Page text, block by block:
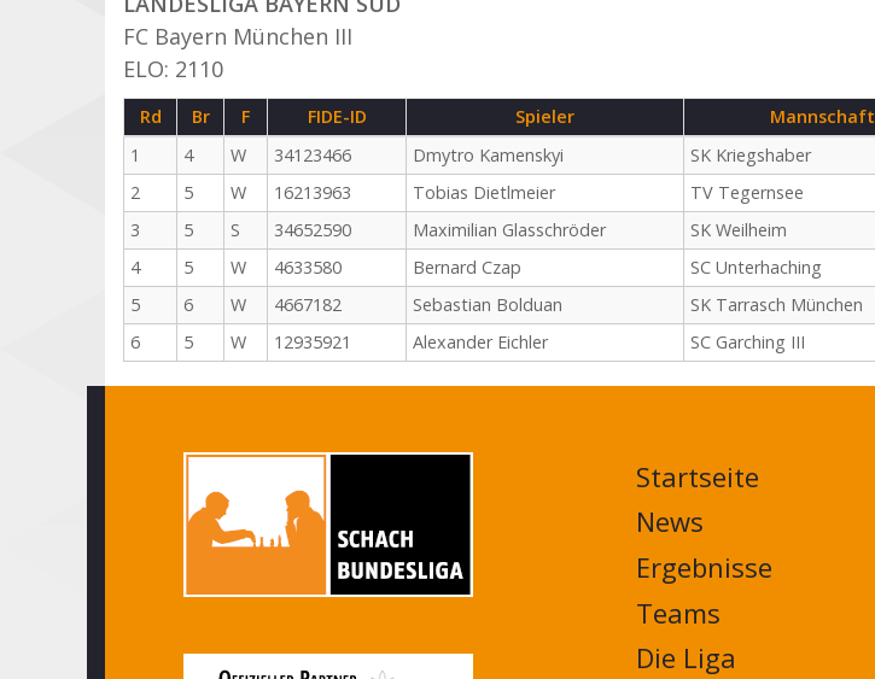
FC Bayern München III
ELO: 2110
Rd Br F FIDE-ID Spieler Mannschaft
1
4 W 34123466 Dmytro Kamenskyi SK Kriegshaber
2
5 W 16213963 Tobias Dietlmeier TV Tegernsee
3
5 S 34652590 Maximilian Glasschröder SK Weilheim
4
5 W 4633580 Bernard Czap SC Unterhaching
5
6 W 4667182 Sebastian Bolduan SK Tarrasch München
6
5 W 12935921 Alexander Eichler SC Garching III
MAIN
NAVIGATION
FOOTER
Startseite
News
Ergebnisse
Teams
Die Liga